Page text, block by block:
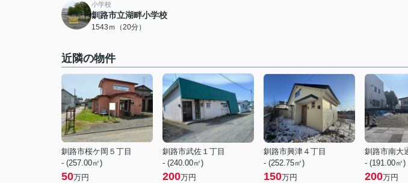
小学校
釧路市立湖畔小学校
1543ｍ（20分）
近隣の物件
釧路市桜ケ岡５丁目
- (257.00㎡)
50万円
釧路市武佐１丁目
- (240.00㎡)
200万円
釧路市興津４丁目
- (252.75㎡)
150万円
釧路市南大
- (191.00㎡)
200万円